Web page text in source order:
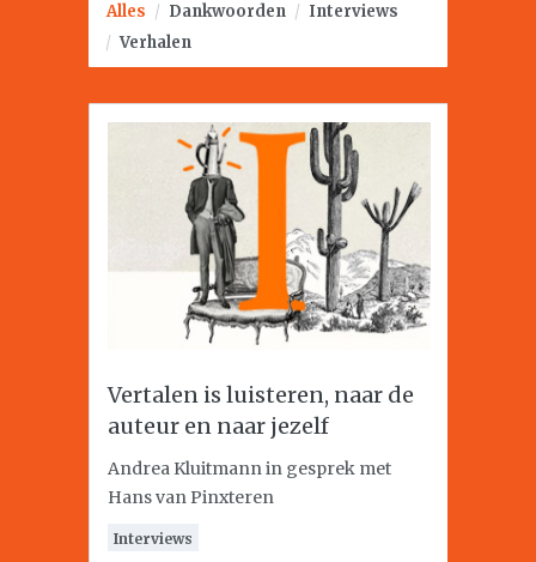
Alles / Dankwoorden / Interviews
/ Verhalen
Vertalen is luisteren, naar de
auteur en naar jezelf
Andrea Kluitmann in gesprek met
Hans van Pinxteren
Interviews